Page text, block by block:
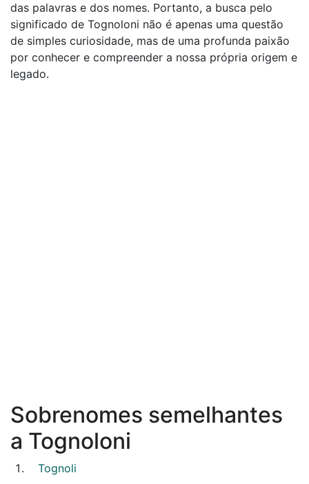
das palavras e dos nomes. Portanto, a busca pelo
significado de Tognoloni não é apenas uma questão
de simples curiosidade, mas de uma profunda paixão
por conhecer e compreender a nossa própria origem e
legado.
Sobrenomes semelhantes
a Tognoloni
Tognoli